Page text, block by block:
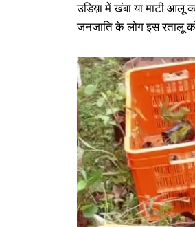
उडिय़ा में खंबा या माटी आलू
जनजाति के लोग इस रतालू